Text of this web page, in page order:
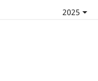
2025